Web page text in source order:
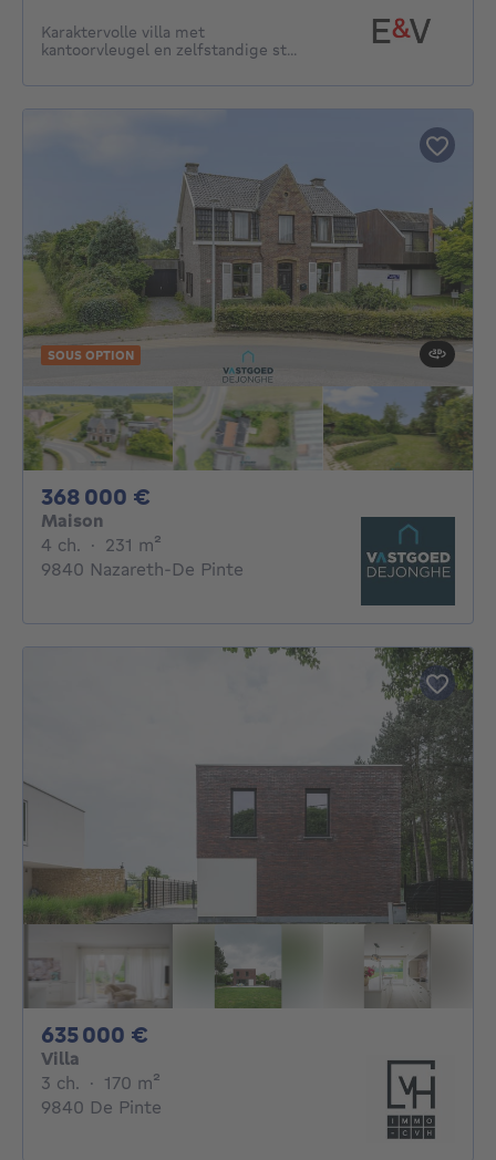
Karaktervolle villa met
kantoorvleugel en zelfstandige st...
SOUS OPTION
368 000 €
Maison
4 ch. 4 chambres
· 231 m²
9840 Nazareth-De Pinte
635 000 €
Villa
3 ch. 3 chambres
· 170 m²
9840 De Pinte